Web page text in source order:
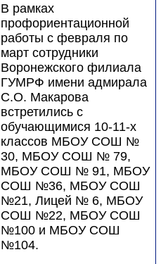
В рамках
профориентационной
работы с февраля по
март сотрудники
Воронежского филиала
ГУМРФ имени адмирала
С.О. Макарова
встретились с
обучающимися 10-11-х
классов МБОУ СОШ №
30, МБОУ СОШ № 79,
МБОУ СОШ № 91, МБОУ
СОШ №36, МБОУ СОШ
№21, Лицей № 6, МБОУ
СОШ №22, МБОУ СОШ
№100 и МБОУ СОШ
№104.